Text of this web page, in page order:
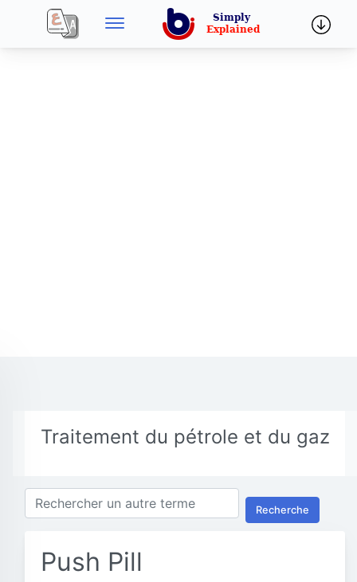
Traitement du pétrole et du gaz
Recherche
Push Pill